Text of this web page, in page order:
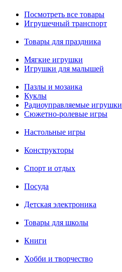
Посмотреть все товары
Игрушечный транспорт
Товары для праздника
Мягкие игрушки
Игрушки для малышей
Пазлы и мозаика
Куклы
Радиоуправляемые игрушки
Сюжетно-ролевые игры
Настольные игры
Конструкторы
Спорт и отдых
Посуда
Детская электроника
Товары для школы
Книги
Хобби и творчество